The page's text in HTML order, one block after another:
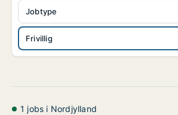
Frivillig
Jobtype
1 jobs i Nordjylland